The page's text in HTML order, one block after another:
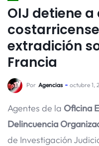
OIJ detiene a
extradición
Francia
Por Agencias octubre 1,
Agentes de la Oficina
Delincuencia
de Investigación